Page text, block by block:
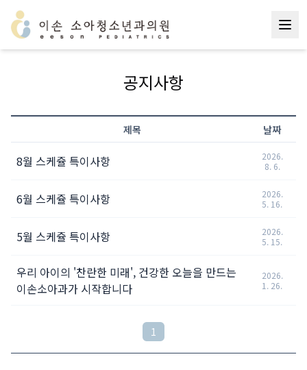
공지사항
제목 날짜
8월 스케쥴 특이사항 2026.
8. 6.
6월 스케쥴 특이사항 2026.
5. 16.
5월 스케쥴 특이사항 2026.
5. 15.
우리 아이의 '찬란한 미래', 건강한 오늘을 만드는
이손소아과가 시작합니다
2026.
1 . 26.
1